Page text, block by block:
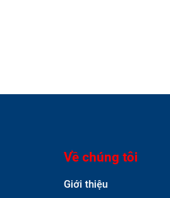
Về chúng tôi
Giới thiệu